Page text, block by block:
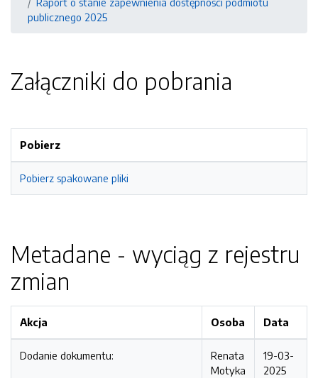
publicznego 2025
Załączniki do pobrania
Pobierz
Pobierz spakowane pliki
Metadane - wyciąg z rejestru
zmian
Akcja Osoba Data
Dodanie dokumentu:
Renata
Motyka
19-03-
2025